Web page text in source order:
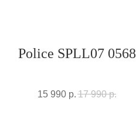
Police SPLL07 0568
15 990 р. 17 990 р.